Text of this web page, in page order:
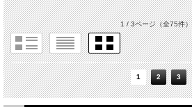
1 / 3ページ（全75件）
1 2 3